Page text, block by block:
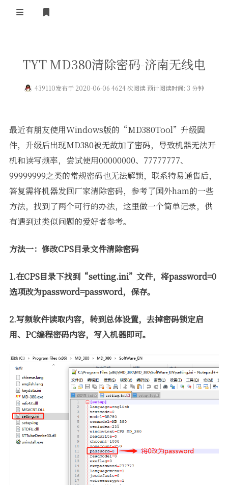
黄河事务
内部信息
黄河使命
黄河新闻
无线新闻
活动竞赛
行业新闻
BA4II
图文教程
视频资料
HAM技巧
器材专区
车载类别
摩托车
编号申请
黄河直播
编号查询
TYT MD380清除密码-济南无线电
439110发布于 2020-06-06 4624 次阅读 预计阅读时间: 3 分钟
最近有朋友使用Windows版的“MD380Tool”升级固
件，升级后出现MD380被无故加了密码，导致机器无法开
机和读写频率，尝试使用00000000、77777777、
99999999之类的常规密码也无法解锁，联系特易通售后，
答复需将机器发回厂家清除密码，参考了国外ham的一些
方法，找到了两个可行的办法，这里做一个简单记录，供
有遇到过类似问题的爱好者参考。
方法一：修改CPS目录文件清除密码
1.在CPS目录下找到“setting.ini”文件，将password=0
选项改为password=password，保存。
2.写频软件读取内容，转到总体设置，去掉密码锁定启
用、PC编程密码内容，写入机器即可。